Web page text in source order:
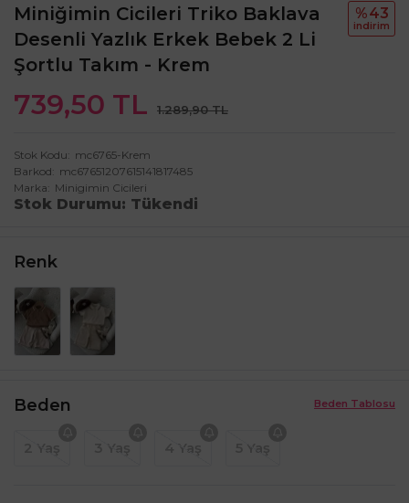
Miniğimin Cicileri Triko Baklava
Desenli Yazlık Erkek Bebek 2 Li
Şortlu Takım - Krem
739,50 TL 1.289,90 TL
%43
i̇ndi̇ri̇m
Stok Kodu
mc6765-Krem
Barkod
mc67651207615141817485
Marka
Minigimin Cicileri
Stok Durumu Tükendi
Renk
Beden Tablosu
Beden